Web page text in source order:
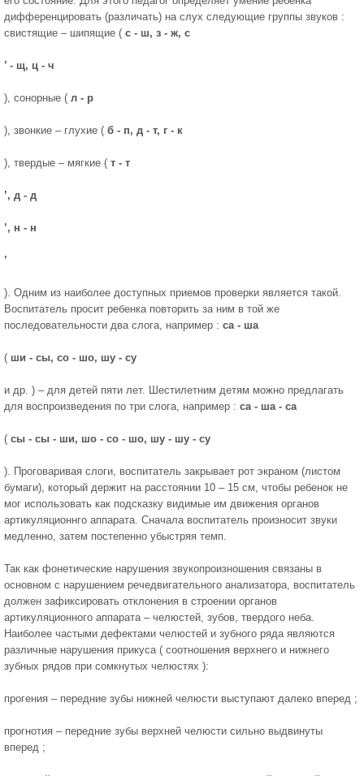
дифференцировать (различать) на слух следующие группы звуков :
свистящие – шипящие ( с - ш, з - ж, с
’ - щ, ц - ч
), сонорные ( л - р
), звонкие – глухие ( б - п, д - т, г - к
), твердые – мягкие ( т - т
’, д - д
’, н - н
’
). Одним из наиболее доступных приемов проверки является такой.
Воспитатель просит ребенка повторить за ним в той же
последовательности два слога, например : са - ша
( ши - сы, со - шо, шу - су
и др. ) – для детей пяти лет. Шестилетним детям можно предлагать
для воспроизведения по три слога, например : са - ша - са
( сы - сы - ши, шо - со - шо, шу - шу - су
). Проговаривая слоги, воспитатель закрывает рот экраном (листом
бумаги), который держит на расстоянии 10 – 15 см, чтобы ребенок не
мог использовать как подсказку видимые им движения органов
артикуляционнго аппарата. Сначала воспитатель произносит звуки
медленно, затем постепенно убыстряя темп.
Так как фонетические нарушения звукопроизношения связаны в
основном с нарушением речедвигательного анализатора, воспитатель
должен зафиксировать отклонения в строении органов
артикуляционного аппарата – челюстей, зубов, твердого неба.
Наиболее частыми дефектами челюстей и зубного ряда являются
различные нарушения прикуса ( соотношения верхнего и нижнего
зубных рядов при сомкнутых челюстях ):
прогения – передние зубы нижней челюсти выступают далеко вперед ;
прогнотия – передние зубы верхней челюсти сильно выдвинуты
вперед ;